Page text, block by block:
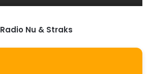
Radio Nu & Straks